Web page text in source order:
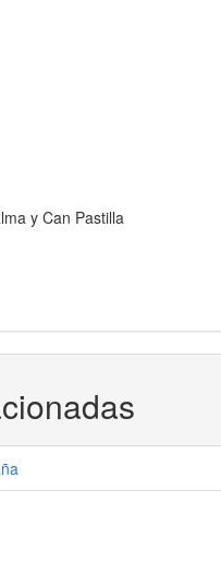
y Can Pastilla